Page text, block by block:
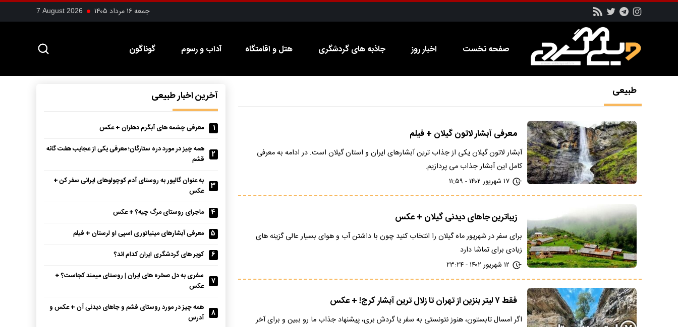
جمعه ۱۶ مرداد ۱۴۰۵ 7 August 2026
صفحه نخست اخبار روز جاذبه های گردشگری هتل و اقامتگاه آداب و رسوم گوناگون
طبیعی
معرفی آبشار لاتون گیلان + فیلم
آبشار لاتون گیلان یکی از جذاب ترین آبشارهای ایران و استان گیلان است. در ادامه به معرفی
کامل این آبشار جذاب می پردازیم.
۱۷ شهریور ۱۴۰۲ - ۱۱:۵۹
زیباترین جاهای دیدنی گیلان + عکس
برای سفر در شهریور ماه گیلان را انتخاب کنید چون با داشتن آب و هوای بسیار عالی گزینه های
زیادی برای تماشا دارد
۱۲ شهریور ۱۴۰۲ - ۲۳:۲۴
فقط ۷ لیتر بنزین از تهران تا زلال ترین آبشار کرج! + عکس
اگر امسال تابستون، هنوز نتونستی به سفر یا گردش بری، پیشنهاد جذاب ما رو ببین و برای آخر
آخرین اخبار طبیعی
1 معرفی چشمه های آبگرم دهلران + عکس
2
همه چیز در مورد دره ستارگان؛ معرفی یکی از عجایب هفت گانه
قشم
3
به عنوان گالیور به روستای آدم کوچولوهای ایرانی سفر کن +
عکس
4
ماجرای روستای مرگ چیه؟ + عکس
5
معرفی آبشارهای مینیاتوری اسپی او لرستان + فیلم
6
کویر های گردشگری ایران کدام اند؟
7
سفری به دل صخره های ایران | روستای میمند کجاست؟ +
عکس
8
همه چیز در مورد روستای فشم و جاهای دیدنی آن + عکس و
آدرس